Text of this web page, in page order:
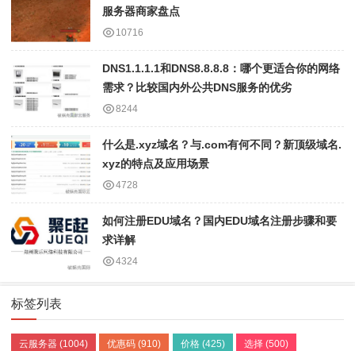
服务器商家盘点
10716
DNS1.1.1.1和DNS8.8.8.8：哪个更适合你的网络
需求？比较国内外公共DNS服务的优劣
8244
什么是.xyz域名？与.com有何不同？新顶级域名.
xyz的特点及应用场景
4728
如何注册EDU域名？国内EDU域名注册步骤和要
求详解
4324
标签列表
云服务器 (1004) 优惠码 (910) 价格(425) 选择(500)